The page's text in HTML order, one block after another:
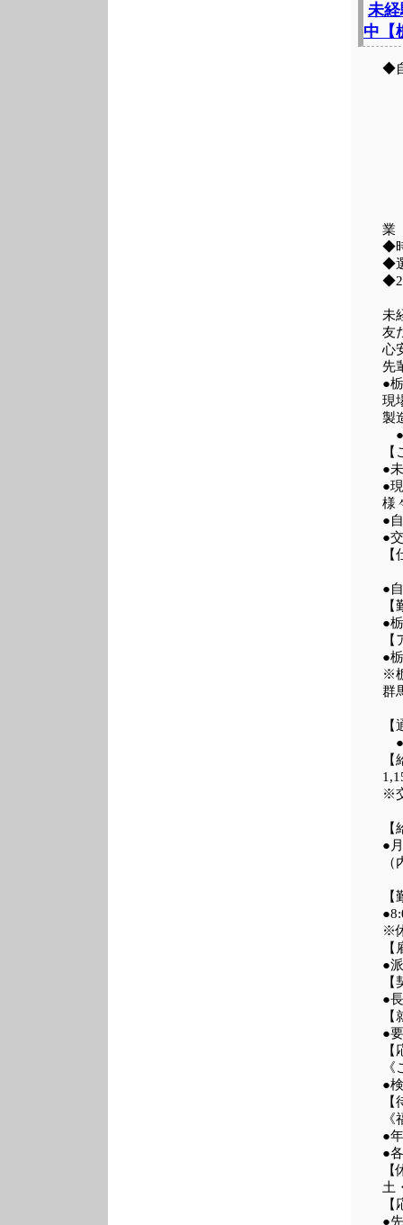
未
中【
◆
◆
◆
未
友
心
先
●
現
製
●
●
●
様
●
●
●
●
●
※
群
●
※
●
※
●
●
●
●
●
●
土
●